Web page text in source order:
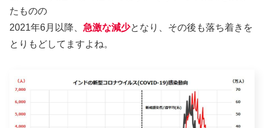
たものの
2021年6月以降、 急激な減少となり、その後も落ち着きを
とりもどしてますよね。